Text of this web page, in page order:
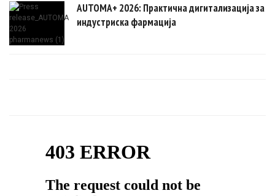
AUTOMA+ 2026: Практична дигитализација за
индустриска фармација